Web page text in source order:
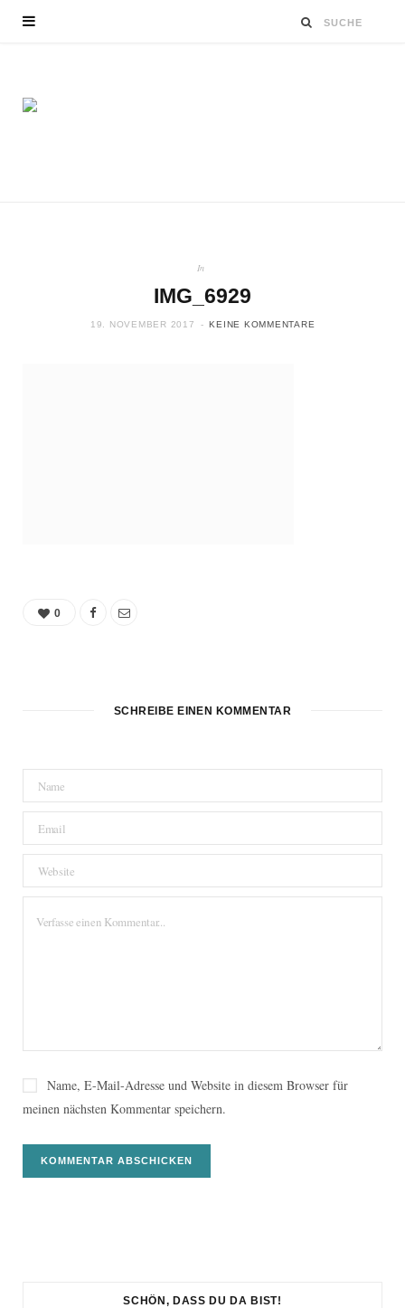
In
IMG_6929
19. NOVEMBER 2017 KEINE KOMMENTARE
0
SCHREIBE EINEN KOMMENTAR
Name, E-Mail-Adresse und Website in diesem Browser für
meinen nächsten Kommentar speichern.
SCHÖN, DASS DU DA BIST!